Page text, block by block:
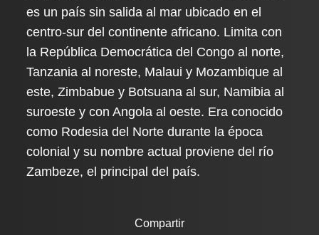
es un país sin salida al mar ubicado en el
centro-sur del continente africano. Limita con
la República Democrática del Congo al norte,
Tanzania al noreste, Malaui y Mozambique al
este, Zimbabue y Botsuana al sur, Namibia al
suroeste y con Angola al oeste. Era conocido
como Rodesia del Norte durante la época
colonial y su nombre actual proviene del río
Zambeze, el principal del país.
Compartir